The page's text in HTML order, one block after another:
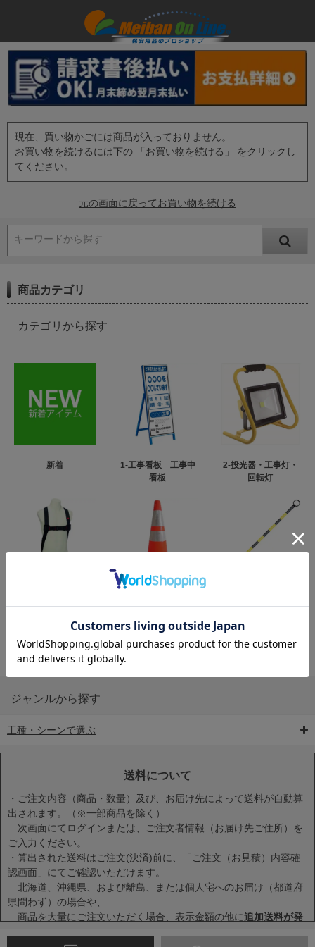
現在、買い物かごには商品が入っておりません。
お買い物を続けるには下の 「お買い物を続ける」 をクリックし
てください。
元の画面に戻ってお買い物を続ける
キーワードから探す
商品カテゴリ
カテゴリから探す
新着
1-工事看板 工事中
看板
2-投光器・工事灯・
回転灯
6-矢印板/LED矢印板
9-点字マット・タイ
ヤストッパー
10-樹脂製敷板・養生
用ゴムマット
スロープ
ジャンルから探す
工種・シーンで選ぶ
送料について
・ご注文内容（商品・数量）及び、お届け先によって送料が自動算
出されます。（※一部商品を除く）
次画面にてログインまたは、ご注文者情報（お届け先ご住所）を
ご入力ください。
・算出された送料はご注文(決済)前に、「ご注文（お見積）内容確
認画面」にてご確認いただけます。
北海道、沖縄県、および離島、または個人宅へのお届け（都道府
県問わず）の場合や、
商品を大量にご注文いただく場合、表示金額の他に追加送料が発